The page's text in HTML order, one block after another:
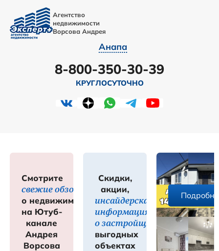
Агентство
недвижимости
Ворсова Андрея
Анапа
8-800-350-30-39
КРУГЛОСУТОЧНО
Смотрите
свежие обзоры
о недвижимости
на Ютуб-
канале
Андрея
Ворсова
Скидки,
акции,
инсайдерская
информация
о застройщиках
выгодных
объектах